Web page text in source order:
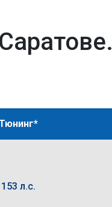
153 л.с.